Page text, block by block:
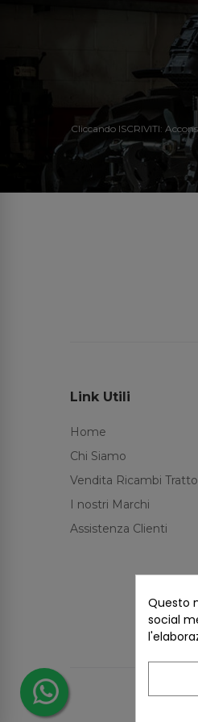
Cliccando ISCRIVITI:
Link Utili
Home
Chi Siamo
Vendita Ricambi
I nostri Marchi
Assistenza Clienti
Questo
social